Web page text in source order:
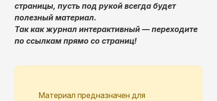
страницы, пусть под рукой всегда будет
полезный материал.
Так как журнал интерактивный — переходите
по ссылкам прямо со страниц!
Материал предназначен для